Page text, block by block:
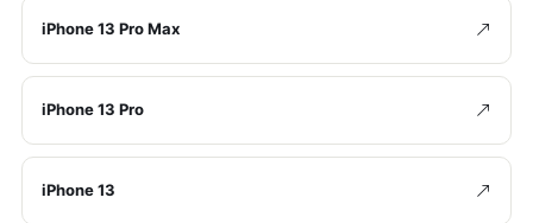
iPhone 13 Pro Max
iPhone 13 Pro
iPhone 13